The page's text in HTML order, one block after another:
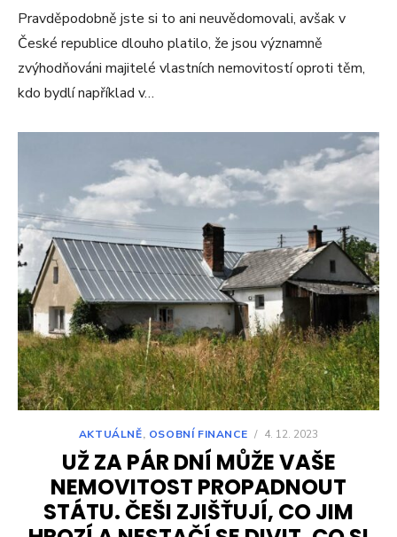
Pravděpodobně jste si to ani neuvědomovali, avšak v
České republice dlouho platilo, že jsou významně
zvýhodňováni majitelé vlastních nemovitostí oproti těm,
kdo bydlí například v…
AKTUÁLNĚ, OSOBNÍ FINANCE / 4. 12. 2023
UŽ ZA PÁR DNÍ MŮŽE VAŠE
NEMOVITOST PROPADNOUT
STÁTU. ČEŠI ZJIŠŤUJÍ, CO JIM